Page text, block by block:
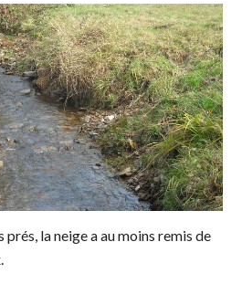
la neige a au moins remis de